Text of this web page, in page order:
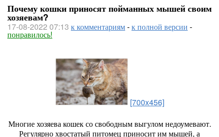
Почему кошки приносят пойманных мышей своим
хозяевам?
17-08-2022 07:13 к комментариям-к полной версии -
понравилось!
[700x456]
Многие хозяева кошек со свободным выгулом недоумевают.
Регулярно хвостатый питомец приносит им мышей, а